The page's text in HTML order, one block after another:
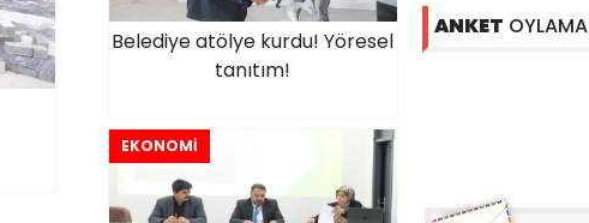
Belediye atölye kurdu! Yöresel
tanıtım!
EKONOMİ
ANKET OYLAMA